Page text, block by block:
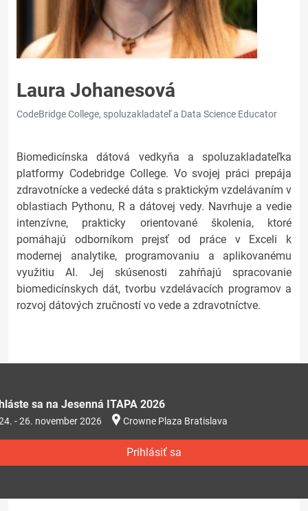
Laura Johanesová
CodeBridge College, spoluzakladateľ a Data Science Educator
Biomedicínska dátová vedkyňa a spoluzakladateľka
platformy Codebridge College. Vo svojej práci prepája
zdravotnícke a vedecké dáta s praktickým vzdelávaním v
oblastiach Pythonu, R a dátovej vedy. Navrhuje a vedie
intenzívne, prakticky orientované školenia, ktoré
pomáhajú odborníkom prejsť od práce v Exceli k
modernej analytike, programovaniu a aplikovanému
využitiu AI. Jej skúsenosti zahŕňajú spracovanie
biomedicínskych dát, tvorbu vzdelávacích programov a
rozvoj dátových zručností vo vede a zdravotníctve.
sa na Jesenná ITAPA 2026
- 26. november 2026 Crowne Plaza Bratislava
Prihlásiť sa